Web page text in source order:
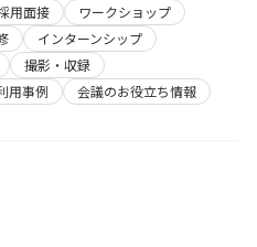
用面接
ワークショップ
インターンシップ
撮影・収録
用事例 会議のお役立ち情報